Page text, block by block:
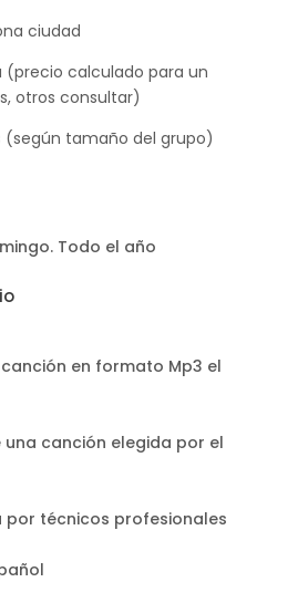
ciudad
(precio calculado para un
otros consultar)
(según tamaño del grupo)
Todo el año
en formato Mp3 el
canción elegida por el
por técnicos profesionales